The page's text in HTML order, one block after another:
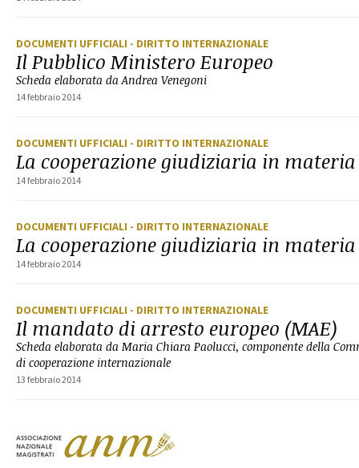
DOCUMENTI UFFICIALI - DIRITTO INTERNAZIONALE
Il Pubblico Ministero Europeo
Scheda elaborata da Andrea Venegoni
14 febbraio 2014
DOCUMENTI UFFICIALI - DIRITTO INTERNAZIONALE
La cooperazione giudiziaria in
14 febbraio 2014
DOCUMENTI UFFICIALI - DIRITTO INTERNAZIONALE
La cooperazione giudiziaria in materia
14 febbraio 2014
DOCUMENTI UFFICIALI - DIRITTO INTERNAZIONALE
Il mandato di arresto europeo (MAE)
Scheda elaborata da Maria Chiara Paolucci, componente della
di cooperazione internazionale
13 febbraio 2014